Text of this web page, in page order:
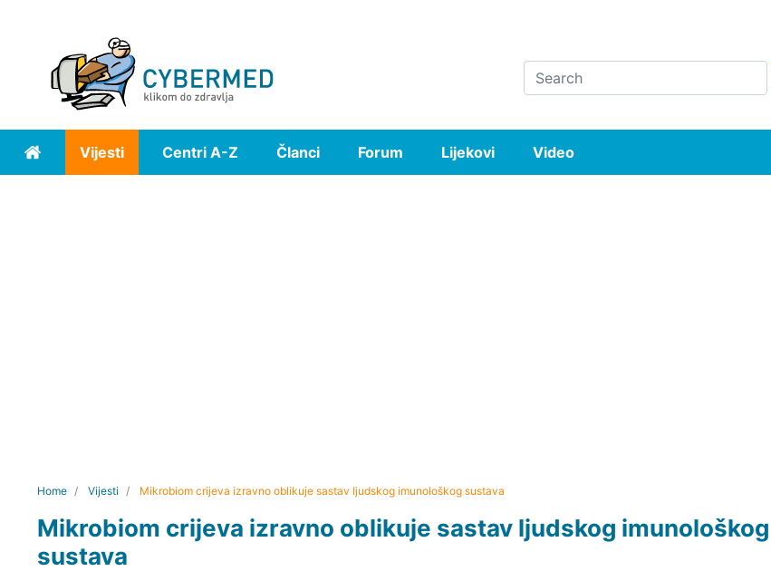
Search
Home Vijesti Centri A-Z Članci Forum Lijekovi Video
Home Vijesti Mikrobiom crijeva izravno oblikuje sastav ljudskog imunološkog sustava
Mikrobiom crijeva izravno oblikuje sastav ljudskog imunološkog
sustava